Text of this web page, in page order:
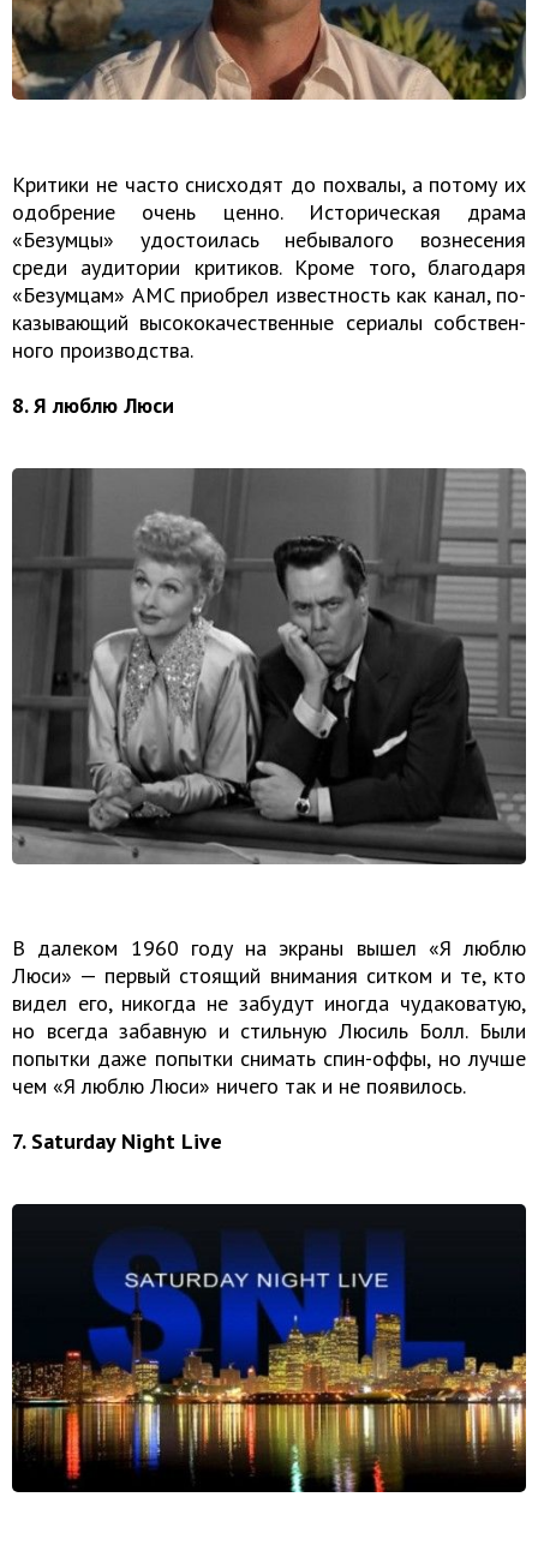
Критики не часто снисходят до похвалы, а потому их
одобрение очень ценно. Историческая драма
«Безумцы» удостоилась небывалого вознесения
среди аудитории критиков. Кроме того, бла­го­да­ря
«Безум­цам» AMC при­об­рел из­вест­ность как канал, по­
ка­зы­ва­ю­щий вы­со­ко­ка­че­ствен­ные се­ри­а­лы соб­ствен­
но­го про­из­вод­ства.
8. Я люблю Люси
В далеком 1960 году на экраны вышел «Я люблю
Люси» — первый стоящий внимания ситком и те, кто
видел его, ни­ко­гда не за­бу­дут ино­гда чу­да­ко­ва­тую,
но все­гда за­бав­ную и стиль­ную Лю­силь Болл. Были
попытки даже по­пыт­ки сни­мать спин-оф­фы, но лучше
чем «Я люблю Люси» ни­че­го так и не по­яви­лось.
7. Saturday Night Live